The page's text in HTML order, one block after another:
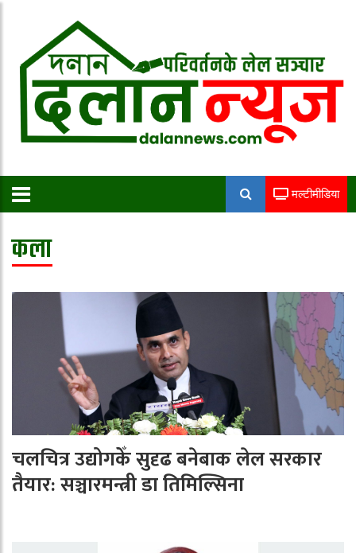
मल्टीमीडिया
कला
चलचित्र उद्योगकेँ सुदृढ बनेबाक लेल सरकार
तैयार: सञ्चारमन्त्री डा तिमिल्सिना